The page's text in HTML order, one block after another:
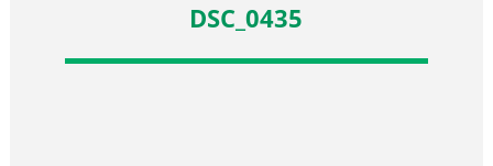
DSC_0435